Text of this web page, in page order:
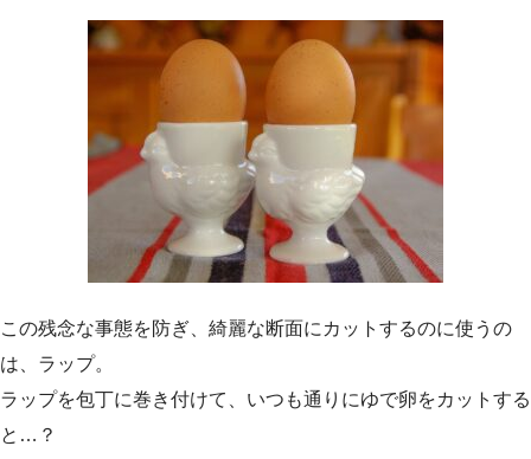
この残念な事態を防ぎ、綺麗な断面にカットするのに使うの
は、ラップ。
ラップを包丁に巻き付けて、いつも通りにゆで卵をカットする
と…？